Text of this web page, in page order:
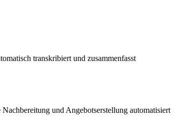
transkribiert und zusammenfasst
und Angebotserstellung automatisiert